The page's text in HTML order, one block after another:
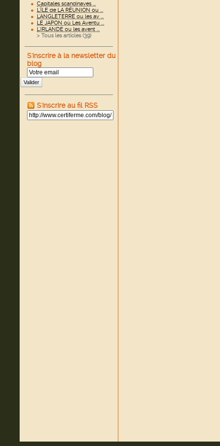
Capitales scandinaves ...
L'ÎLE de LA RÉUNION ou ...
L'ANGLETERRE ou les av ...
LE JAPON où Les Aventu ...
L'IRLANDE ou les avent ...
> Tous les articles (39)
S'inscrire à la newsletter du
blog
Valider
S'inscrire au fil RSS